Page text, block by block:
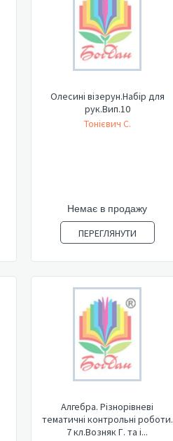
Олесині візерун.Набір для
рук.Вип.10
Тонієвич С.
Немає в продажу
ПЕРЕГЛЯНУТИ
Алгебра. Різнорівневі
тематичні контрольні роботи.
7 кл.Возняк Г. та і...